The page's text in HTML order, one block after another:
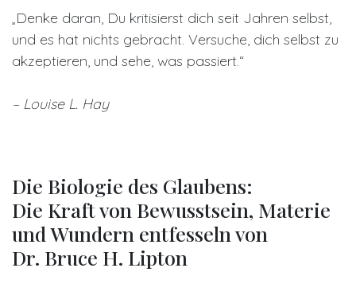
„Denke daran, Du kritisierst dich seit Jahren selbst,
und es hat nichts gebracht. Versuche, dich selbst zu
akzeptieren, und sehe, was passiert.“
– Louise L. Hay
Die Biologie des Glaubens:
Die Kraft von Bewusstsein, Materie
und Wundern entfesseln von
Dr. Bruce H. Lipton